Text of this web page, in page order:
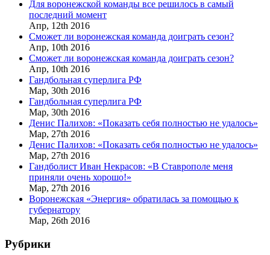
Для воронежской команды все решилось в самый
последний момент
Апр, 12th 2016
Сможет ли воронежская команда доиграть сезон?
Апр, 10th 2016
Сможет ли воронежская команда доиграть сезон?
Апр, 10th 2016
Гандбольная суперлига РФ
Мар, 30th 2016
Гандбольная суперлига РФ
Мар, 30th 2016
Денис Палихов: «Показать себя полностью не удалось»
Мар, 27th 2016
Денис Палихов: «Показать себя полностью не удалось»
Мар, 27th 2016
Гандболист Иван Некрасов: «В Ставрополе меня
приняли очень хорошо!»
Мар, 27th 2016
Воронежская «Энергия» обратилась за помощью к
губернатору
Мар, 26th 2016
Рубрики